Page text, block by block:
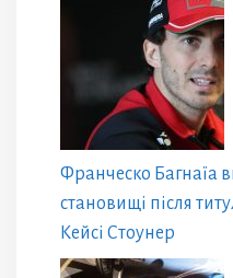
Франческо Багнаїа
становищі після
Кейсі Стоунер